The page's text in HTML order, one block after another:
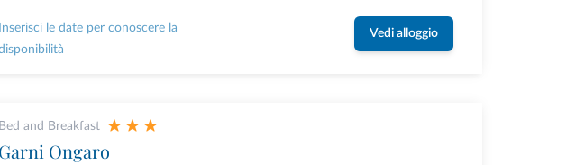
Inserisci le date per conoscere la
Vedi alloggio
Bed and Breakfast
Garni Ongaro